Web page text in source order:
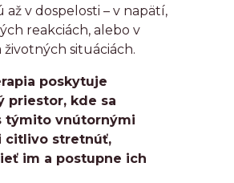
v dospelosti – v napätí,
reakciách, alebo v
situáciách.
poskytuje
priestor, kde sa
týmito vnútornými
citlivo stretnúť,
im a postupne ich